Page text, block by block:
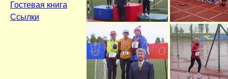
Гостевая книга
Ссылки